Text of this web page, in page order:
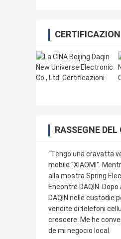
RASSEGNE
“Tengo una cravatta
mobile “XIAOMI”.
alla mostra Spring
Encontré DAQIN.
DAQIN nelle custodie
vendite di telefoni
crescere. Me he
de mi negocio local.